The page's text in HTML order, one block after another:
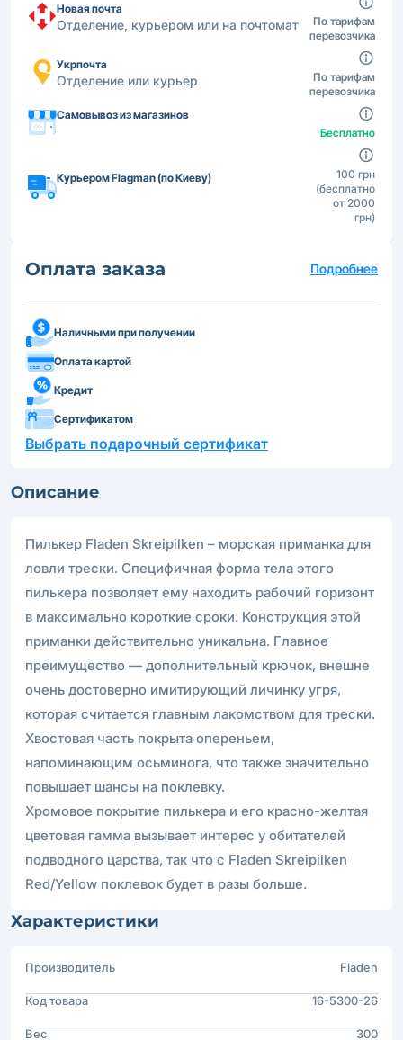
Новая почта
Отделение, курьером или на почтомат
По тарифам
перевозчика
Укрпочта
Отделение или курьер
По тарифам
перевозчика
Самовывоз из магазинов
Бесплатно
Курьером Flagman (по Киеву)
100 грн
(бесплатно
от 2000
грн)
Оплата заказа Подробнее
Наличными при получении
Оплата картой
Кредит
Сертификатом
Выбрать подарочный сертификат
Описание
Пилькер Fladen Skreipilken – морская приманка для
ловли трески. Специфичная форма тела этого
пилькера позволяет ему находить рабочий горизонт
в максимально короткие сроки. Конструкция этой
приманки действительно уникальна. Главное
преимущество — дополнительный крючок, внешне
очень достоверно имитирующий личинку угря,
которая считается главным лакомством для трески.
Хвостовая часть покрыта опереньем,
напоминающим осьминога, что также значительно
повышает шансы на поклевку.
Хромовое покрытие пилькера и его красно-желтая
цветовая гамма вызывает интерес у обитателей
подводного царства, так что с Fladen Skreipilken
Red/Yellow поклевок будет в разы больше.
Характеристики
Производитель Fladen
Код товара 16-5300-26
Вес 300